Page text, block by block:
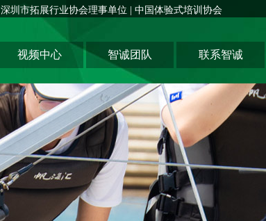
视频中心 智诚团队 联系智诚
深圳市拓展行业协会理事单位 | 中国体验式培训协会